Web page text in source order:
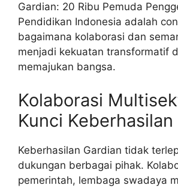
Gardian: 20 Ribu Pemuda
Pendidikan Indonesia adalah
bagaimana kolaborasi dan
menjadi kekuatan transformatif
memajukan bangsa.
Kolaborasi
Kunci Keberhasilan
Keberhasilan Gardian tidak
dukungan berbagai pihak.
pemerintah, lembaga swadaya